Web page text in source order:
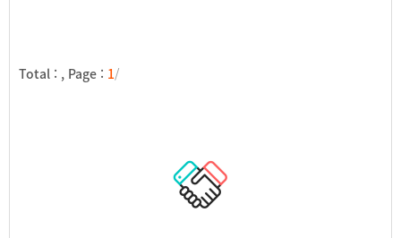
Total : , Page : 1/